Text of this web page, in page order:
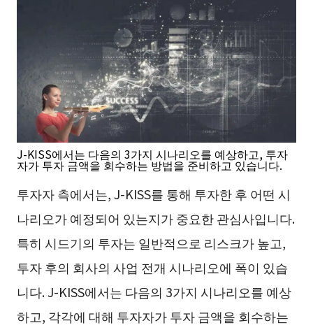
J-KISS에서는 다음의 3가지 시나리오를 예상하고, 투자
자가 투자 금액을 회수하는 방법을 준비하고 있습니다.
투자자 측에서는, J-KISS를 통해 투자한 후 어떤 시
나리오가 예정되어 있는지가 중요한 관심사입니다.
특히 시드기의 투자는 일반적으로 리스크가 높고,
투자 후의 회사의 사업 전개 시나리오에 폭이 있습
니다. J-KISS에서는 다음의 3가지 시나리오를 예상
하고, 각각에 대해 투자자가 투자 금액을 회수하는